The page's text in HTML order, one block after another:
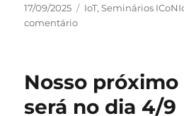
Publicado
em
17/09/2025 Categorias
IoT,Seminários
comentárioem
de
setembro
com
Nosso
será no dia 4/9